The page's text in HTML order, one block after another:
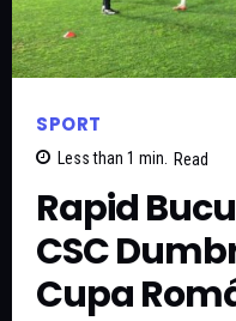
SPORT
Less than 1 min. Read
Rapid
CSC
Cupa